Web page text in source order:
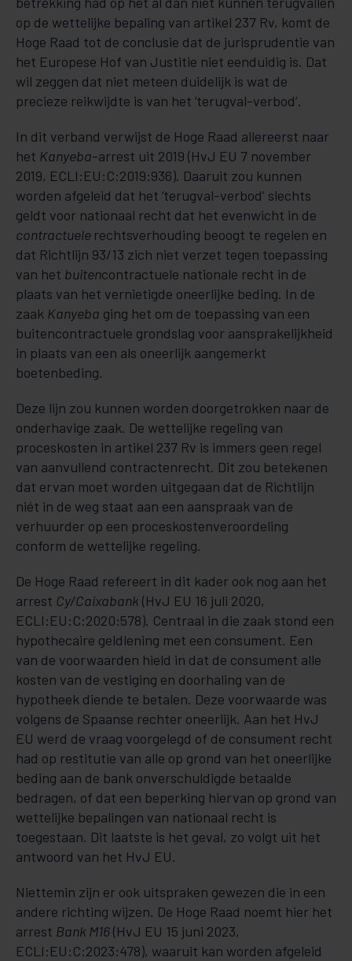
op de wettelijke bepaling van artikel 237 Rv, komt de
Hoge Raad tot de conclusie dat de jurisprudentie van
het Europese Hof van Justitie niet eenduidig is. Dat
wil zeggen dat niet meteen duidelijk is wat de
precieze reikwijdte is van het ‘terugval-verbod’.
In dit verband verwijst de Hoge Raad allereerst naar
het Kanyeba-arrest uit 2019 (HvJ EU 7 november
2019, ECLI:EU:C:2019:936). Daaruit zou kunnen
worden afgeleid dat het ‘terugval-verbod’ slechts
geldt voor nationaal recht dat het evenwicht in de
contractuele rechtsverhouding beoogt te regelen en
dat Richtlijn 93/13 zich niet verzet tegen toepassing
van het buitencontractuele nationale recht in de
plaats van het vernietigde oneerlijke beding. In de
zaak Kanyeba ging het om de toepassing van een
buitencontractuele grondslag voor aansprakelijkheid
in plaats van een als oneerlijk aangemerkt
boetenbeding.
Deze lijn zou kunnen worden doorgetrokken naar de
onderhavige zaak. De wettelijke regeling van
proceskosten in artikel 237 Rv is immers geen regel
van aanvullend contractenrecht. Dit zou betekenen
dat ervan moet worden uitgegaan dat de Richtlijn
niét in de weg staat aan een aanspraak van de
verhuurder op een proceskostenveroordeling
conform de wettelijke regeling.
De Hoge Raad refereert in dit kader ook nog aan het
arrest Cy/Caixabank (HvJ EU 16 juli 2020,
ECLI:EU:C:2020:578). Centraal in die zaak stond een
hypothecaire geldlening met een consument. Een
van de voorwaarden hield in dat de consument alle
kosten van de vestiging en doorhaling van de
hypotheek diende te betalen. Deze voorwaarde was
volgens de Spaanse rechter oneerlijk. Aan het HvJ
EU werd de vraag voorgelegd of de consument recht
had op restitutie van alle op grond van het oneerlijke
beding aan de bank onverschuldigde betaalde
bedragen, of dat een beperking hiervan op grond van
wettelijke bepalingen van nationaal recht is
toegestaan. Dit laatste is het geval, zo volgt uit het
antwoord van het HvJ EU.
Niettemin zijn er ook uitspraken gewezen die in een
andere richting wijzen. De Hoge Raad noemt hier het
arrest Bank M16(HvJ EU 15 juni 2023,
ECLI:EU:C:2023:478), waaruit kan worden afgeleid